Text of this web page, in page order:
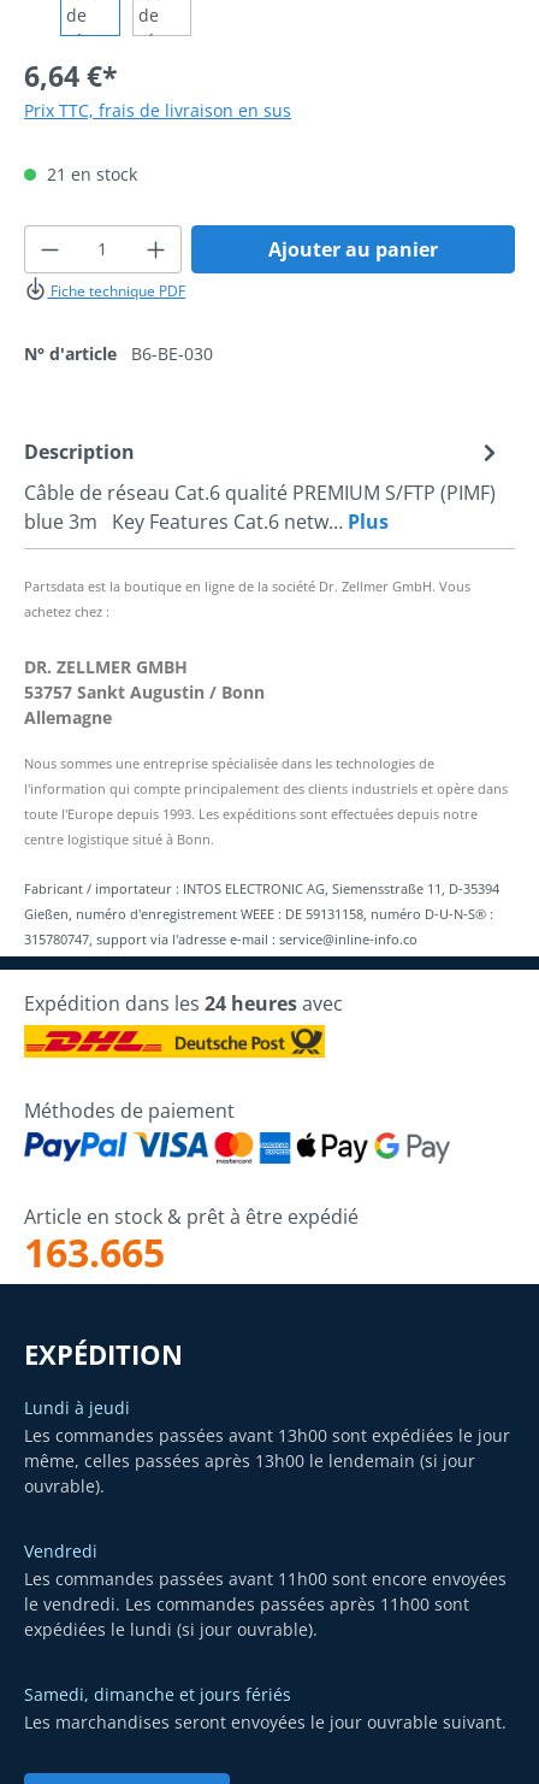
6,64 €*
Prix TTC, frais de livraison en sus
21 en stock
Quantité de produit : Entrez la quantité
Ajouter au panier
Fiche technique PDF
N° d'article B6-BE-030
Description
Câble de réseau Cat.6 qualité PREMIUM S/FTP (PIMF)
blue 3m Key Features Cat.6 netw… Plus
Partsdata est la boutique en ligne de la société Dr. Zellmer GmbH. Vous
achetez chez :
DR. ZELLMER GMBH
53757 Sankt Augustin / Bonn
Allemagne
Nous sommes une entreprise spécialisée dans les technologies de
l'information qui compte principalement des clients industriels et opère dans
toute l'Europe depuis 1993. Les expéditions sont effectuées depuis notre
centre logistique situé à Bonn.
Fabricant / importateur : INTOS ELECTRONIC AG, Siemensstraße 11, D-35394
Gießen, numéro d'enregistrement WEEE : DE 59131158, numéro D-U-N-S® :
315780747, support via l'adresse e-mail : service@inline-info.co
Expédition dans les 24 heuresavec
Méthodes de paiement
Article en stock & prêt à être expédié
163.665
EXPÉDITION
Lundi à jeudi
Les commandes passées avant 13h00 sont expédiées le jour
même, celles passées après 13h00 le lendemain (si jour
ouvrable).
Vendredi
Les commandes passées avant 11h00 sont encore envoyées
le vendredi. Les commandes passées après 11h00 sont
expédiées le lundi (si jour ouvrable).
Samedi, dimanche et jours fériés
Les marchandises seront envoyées le jour ouvrable suivant.